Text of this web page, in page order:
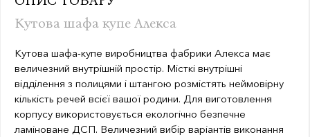
Кутова шафа купе Алекса
Кутова шафа-купе виробництва фабрики Алекса має
величезний внутрішній простір. Місткі внутрішні
відділення з полицями і штангою розмістять неймовірну
кількість речей всієї вашої родини. Для виготовлення
корпусу використовується екологічно безпечне
ламіноване ДСП. Величезний вибір варіантів виконання